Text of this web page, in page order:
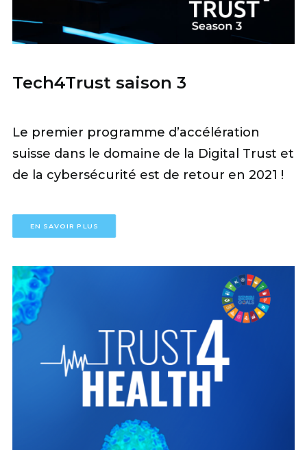
Tech4Trust saison 3
Le premier programme d’accélération
suisse dans le domaine de la Digital Trust et
de la cybersécurité est de retour en 2021 !
EN SAVOIR PLUS